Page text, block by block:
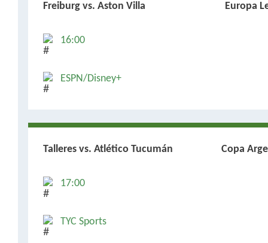
Freiburg vs. Aston Villa Europa
16:00
ESPN/Disney+
Talleres vs. Atlético Tucumán Copa
17:00
TYC Sports